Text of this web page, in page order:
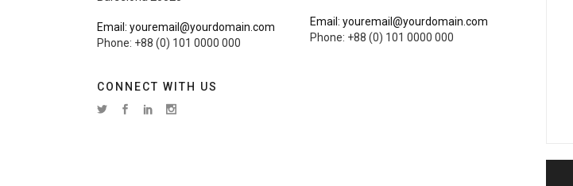
Email: youremail@yourdomain.com
Phone: +88 (0) 101 0000 000
CONNECT WITH US
Email: youremail@yourdomain.com
Phone: +88 (0) 101 0000 000